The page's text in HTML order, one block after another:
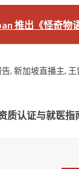
推出《怪奇物
告, 新加坡直播主, 王
质认证与就医指